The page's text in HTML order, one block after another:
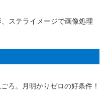
ステライメージで画像処理
ろ。月明かりゼロの好条件！